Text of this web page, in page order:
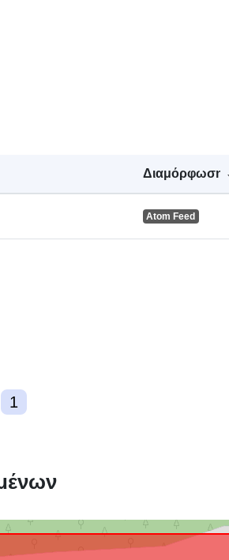
Διαμόρφωση
Atom Feed
1